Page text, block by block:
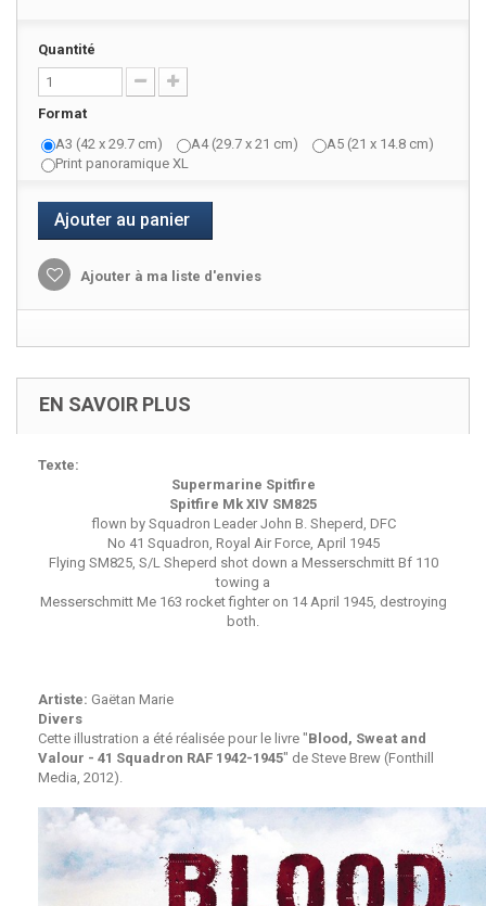
Quantité
Format
A3 (42 x 29.7 cm)
A4 (29.7 x 21 cm)
A5 (21 x 14.8 cm)
Print panoramique XL
Ajouter au panier
Ajouter à ma liste d'envies
EN SAVOIR PLUS
Texte:
Supermarine Spitfire
Spitfire Mk XIV SM825
flown by Squadron Leader John B. Sheperd, DFC
No 41 Squadron, Royal Air Force, April 1945
Flying SM825, S/L Sheperd shot down a Messerschmitt Bf 110
towing a
Messerschmitt Me 163 rocket fighter on 14 April 1945, destroying
both.
Artiste: Gaëtan Marie
Divers
Cette illustration a été réalisée pour le livre "Blood, Sweat and
Valour - 41 Squadron RAF 1942-1945" de Steve Brew (Fonthill
Media, 2012).